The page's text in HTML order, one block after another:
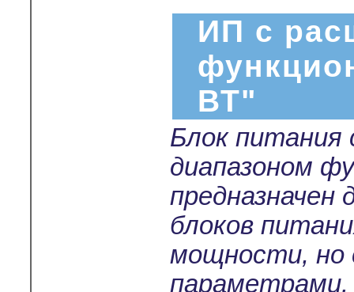
ИП с
ВТ"
Блок питания
диапазоном
предназначен
блоков
мощности, но